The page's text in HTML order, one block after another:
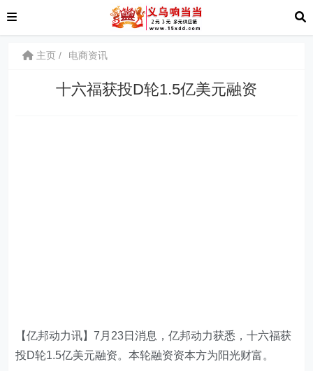
主页 电商资讯
十六福获投D轮1.5亿美元融资
【亿邦动力讯】7月23日消息，亿邦动力获悉，十六福获
投D轮1.5亿美元融资。本轮融资资本方为阳光财富。